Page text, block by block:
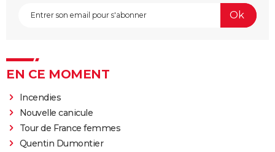
EN CE MOMENT
Incendies
Nouvelle canicule
Tour de France femmes
Quentin Dumontier